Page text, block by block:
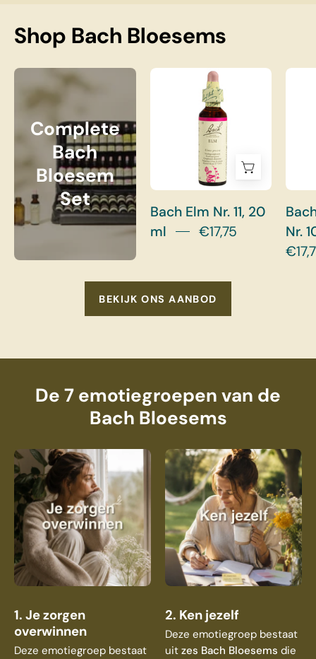
Shop Bach Bloesems
Complete Bach Bloesem Set
Complete
Bach
Bloesem
Set
Bach Elm Nr. 11, 20
Bach Elm Nr. 11, 20
ml
€17,75
Nr.
BEKIJK ONS AANBOD
De 7 emotiegroepen van de
Bach Bloesems
1. Je zorgen
overwinnen
Deze emotiegroep bestaat
2. Ken jezelf
Deze emotiegroep bestaat
uit zes Bach Bloesems die